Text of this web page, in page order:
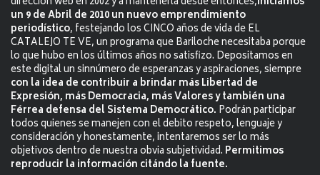
un 9 de Abril de 2010 un nuevo emprendimiento
periodístico, festejando los CINCO años de vida de EL
CATALEJO TE VE, un programa que Bariloche necesitaba porque
lo que hubo en los últimos años no satisfizo. Depositamos en
este digital un sinnúmero de esperanzas y aspiraciones, siempre
con la idea de contribuir a brindar más Libertad de
Expresión, más Democracia, más Valores y también una
Férrea defensa del Sistema Democrático. Podrán participar
todos quienes se manejen con el debito respeto, lenguaje y
consideración y honestamente, intentaremos ser lo más
objetivos dentro de nuestra obvia subjetividad. Permitimos
reproducir la información citándo la fuente.